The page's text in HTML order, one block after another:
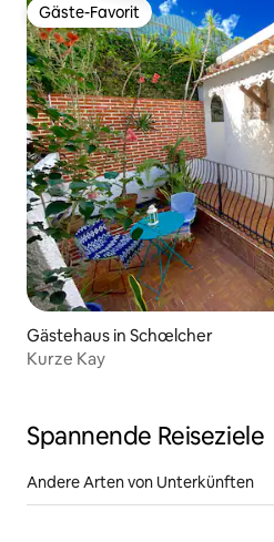
Gäste-Favorit
Gäste-Favorit
Gästehaus in Schœlcher
Kurze Kay
Spannende Reiseziele
Andere Arten von Unterkünften